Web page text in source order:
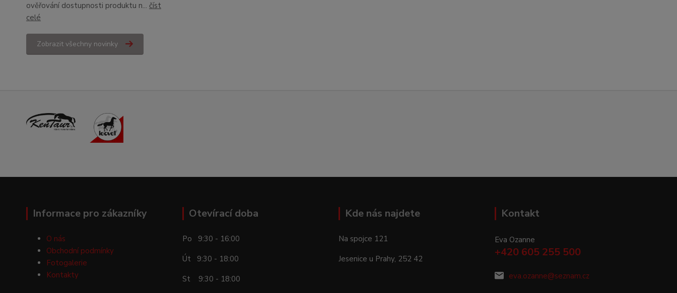
ověřování dostupnosti produktu n... číst
celé
Zobrazit všechny novinky
Informace pro zákazníky
O nás
Obchodní podmínky
Fotogalerie
Kontakty
Otevírací doba
Po 9:30 - 16:00
Út 9:30 - 18:00
St 9:30 - 18:00
Kde nás najdete
Na spojce 121
Jesenice u Prahy, 252 42
Kontakt
Eva Ozanne
+420 605 255 500
eva.ozanne@seznam.cz